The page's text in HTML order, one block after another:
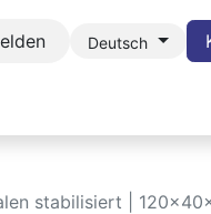
Deutsch
stabilisiert |